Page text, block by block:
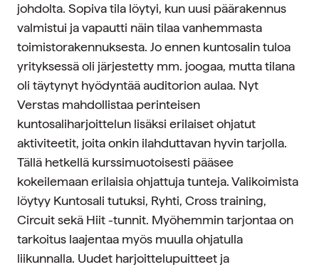
johdolta. Sopiva tila löytyi, kun uusi päärakennus
valmistui ja vapautti näin tilaa vanhemmasta
toimistorakennuksesta. Jo ennen kuntosalin tuloa
yrityksessä oli järjestetty mm. joogaa, mutta tilana
oli täytynyt hyödyntää auditorion aulaa. Nyt
Verstas mahdollistaa perinteisen
kuntosaliharjoittelun lisäksi erilaiset ohjatut
aktiviteetit, joita onkin ilahduttavan hyvin tarjolla.
Tällä hetkellä kurssimuotoisesti pääsee
kokeilemaan erilaisia ohjattuja tunteja. Valikoimista
löytyy Kuntosali tutuksi, Ryhti, Cross training,
Circuit sekä Hiit -tunnit. Myöhemmin tarjontaa on
tarkoitus laajentaa myös muulla ohjatulla
liikunnalla. Uudet harjoittelupuitteet ja